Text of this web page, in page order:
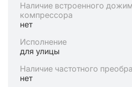
Наличие встроенного
компрессора
нет
Исполнение
для улицы
Наличие частотного
нет